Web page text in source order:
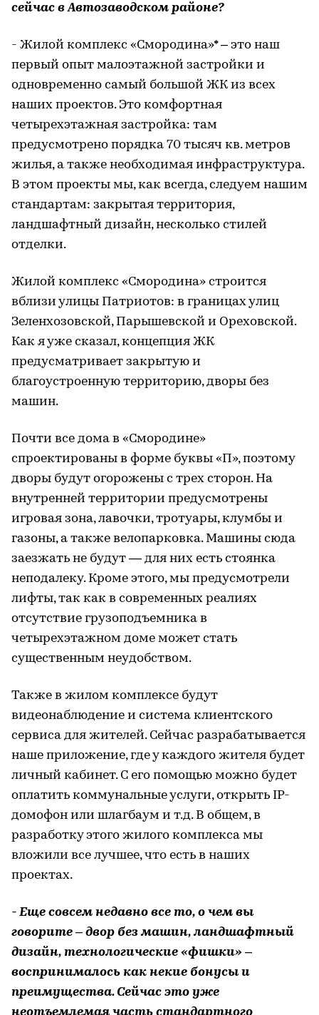
сейчас в Автозаводском районе?
- Жилой комплекс «Смородина»* – это наш
первый опыт малоэтажной застройки и
одновременно самый большой ЖК из всех
наших проектов. Это комфортная
четырехэтажная застройка: там
предусмотрено порядка 70 тысяч кв. метров
жилья, а также необходимая инфраструктура.
В этом проекты мы, как всегда, следуем нашим
стандартам: закрытая территория,
ландшафтный дизайн, несколько стилей
отделки.
Жилой комплекс «Смородина» строится
вблизи улицы Патриотов: в границах улиц
Зеленхозовской, Парышевской и Ореховской.
Как я уже сказал, концепция ЖК
предусматривает закрытую и
благоустроенную территорию, дворы без
машин.
Почти все дома в «Смородине»
спроектированы в форме буквы «П», поэтому
дворы будут огорожены с трех сторон. На
внутренней территории предусмотрены
игровая зона, лавочки, тротуары, клумбы и
газоны, а также велопарковка. Машины сюда
заезжать не будут — для них есть стоянка
неподалеку. Кроме этого, мы предусмотрели
лифты, так как в современных реалиях
отсутствие грузоподъемника в
четырехэтажном доме может стать
существенным неудобством.
Также в жилом комплексе будут
видеонаблюдение и система клиентского
сервиса для жителей. Сейчас разрабатывается
наше приложение, где у каждого жителя будет
личный кабинет. С его помощью можно будет
оплатить коммунальные услуги, открыть IP-
домофон или шлагбаум и т.д. В общем, в
разработку этого жилого комплекса мы
вложили все лучшее, что есть в наших
проектах.
- Еще совсем недавно все то, о чем вы
говорите – двор без машин, ландшафтный
дизайн, технологические «фишки» –
воспринималось как некие бонусы и
преимущества. Сейчас это уже